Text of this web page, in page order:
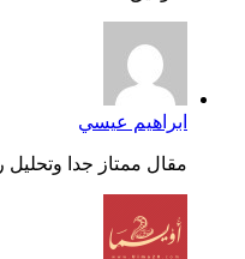
ابراهيم عيسي
مقال ممتاز جدا وتحليل